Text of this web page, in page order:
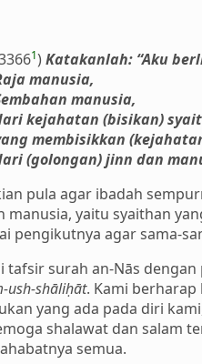
1)Katakanlah: “Aku
manusia,
manusia,
kejahatan (bisikan)
membisikkan
(golongan) jinn dan
pula agar ibadah
manusia, yaitu syaithan
pengikutnya agar sama-
tafsir surah an-Nās
ush-shāliḥāt. Kami berharap
yang ada pada diri
shalawat dan salam
semua.